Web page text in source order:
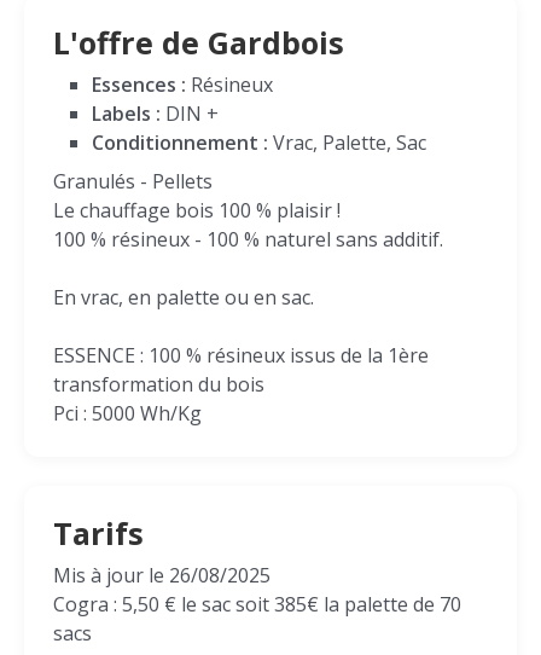
L'offre de Gardbois
Essences : Résineux
Labels : DIN +
Conditionnement : Vrac, Palette, Sac
Granulés - Pellets
Le chauffage bois 100 % plaisir !
100 % résineux - 100 % naturel sans additif.
En vrac, en palette ou en sac.
ESSENCE : 100 % résineux issus de la 1ère
transformation du bois
Pci : 5000 Wh/Kg
Tarifs
Mis à jour le 26/08/2025
Cogra : 5,50 € le sac soit 385€ la palette de 70
sacs